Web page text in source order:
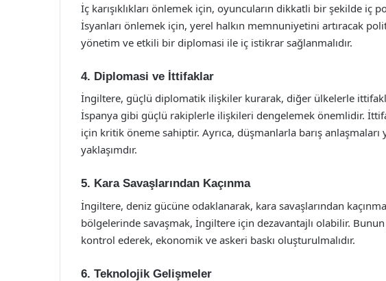
İç karışıklıkları önlemek için, oyuncuların dikkatli bir şekilde iç
İsyanları önlemek için, yerel halkın memnuniyetini artıracak
yönetim ve etkili bir diplomasi ile iç istikrar sağlanmalıdır.
4. Diplomasi ve İttifaklar
İngiltere, güçlü diplomatik ilişkiler kurarak, diğer ülkelerle
İspanya gibi güçlü rakiplerle ilişkileri dengelemek önemlidir.
için kritik öneme sahiptir. Ayrıca, düşmanlarla barış
yaklaşımdır.
5. Kara Savaşlarından Kaçınma
İngiltere, deniz gücüne odaklanarak, kara savaşlarından
bölgelerinde savaşmak, İngiltere için dezavantajlı olabilir. Bunun
kontrol ederek, ekonomik ve askeri baskı oluşturulmalıdır.
6. Teknolojik Gelişmeler